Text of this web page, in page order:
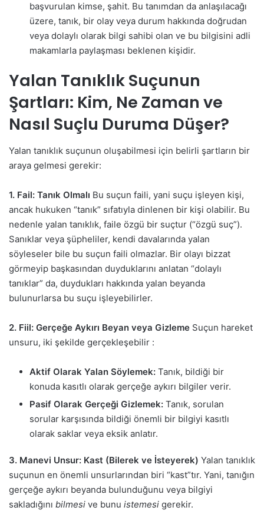
başvurulan kimse, şahit. Bu tanımdan da anlaşılacağı
üzere, tanık, bir olay veya durum hakkında doğrudan
veya dolaylı olarak bilgi sahibi olan ve bu bilgisini adli
makamlarla paylaşması beklenen kişidir.
Yalan Tanıklık Suçunun
Şartları: Kim, Ne Zaman ve
Nasıl Suçlu Duruma Düşer?
Yalan tanıklık suçunun oluşabilmesi için belirli şartların bir
araya gelmesi gerekir:
1. Fail: Tanık Olmalı Bu suçun faili, yani suçu işleyen kişi,
ancak hukuken “tanık” sıfatıyla dinlenen bir kişi olabilir. Bu
nedenle yalan tanıklık, faile özgü bir suçtur (“özgü suç”).
Sanıklar veya şüpheliler, kendi davalarında yalan
söyleseler bile bu suçun faili olmazlar. Bir olayı bizzat
görmeyip başkasından duyduklarını anlatan “dolaylı
tanıklar” da, duydukları hakkında yalan beyanda
bulunurlarsa bu suçu işleyebilirler.
2. Fiil: Gerçeğe Aykırı Beyan veya Gizleme Suçun hareket
unsuru, iki şekilde gerçekleşebilir :
Aktif Olarak Yalan Söylemek: Tanık, bildiği bir
konuda kasıtlı olarak gerçeğe aykırı bilgiler verir.
Pasif Olarak Gerçeği Gizlemek: Tanık, sorulan
sorular karşısında bildiği önemli bir bilgiyi kasıtlı
olarak saklar veya eksik anlatır.
3. Manevi Unsur: Kast (Bilerek ve İsteyerek) Yalan tanıklık
suçunun en önemli unsurlarından biri “kast”tır. Yani, tanığın
gerçeğe aykırı beyanda bulunduğunu veya bilgiyi
sakladığını bilmesi ve bunu istemesi gerekir.